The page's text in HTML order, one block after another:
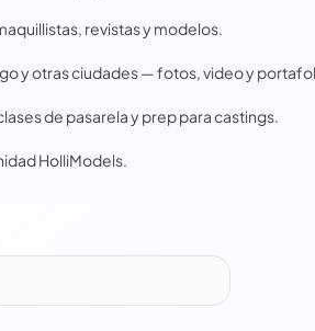
revistas y modelos.
y otras ciudades — fotos, video y
de pasarela y prep para castings.
HolliModels.